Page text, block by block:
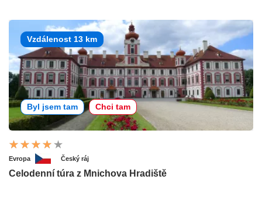
Vzdálenost 13 km
Byl jsem tam Chci tam
Evropa Český ráj
Celodenní túra z Mnichova Hradiště